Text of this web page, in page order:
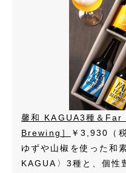
馨和 KAGUA3種＆
Brewing］
￥3,930（税
ゆずや山椒を使った和
KAGUA〉3種と、個